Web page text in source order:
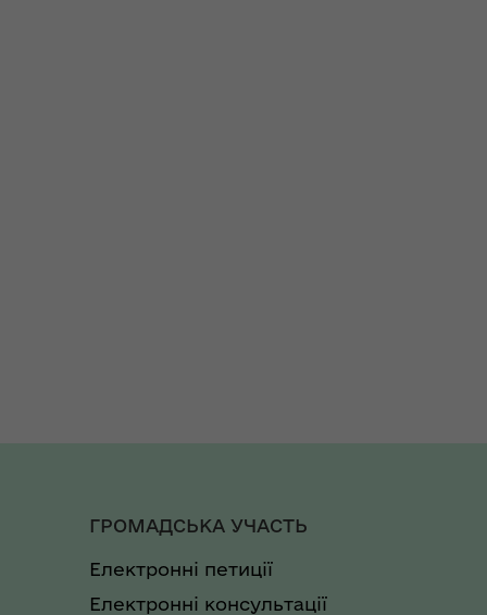
ГРОМАДСЬКА УЧАСТЬ
Електронні петиції
Електронні консультації